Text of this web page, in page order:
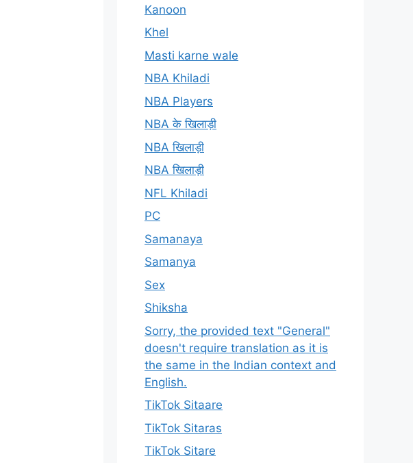
Kanoon
Khel
Masti karne wale
NBA Khiladi
NBA Players
NBA के खिलाड़ी
NBA खिलाड़ी
NBA खिलाड़ी
NFL Khiladi
PC
Samanaya
Samanya
Sex
Shiksha
Sorry, the provided text "General"
doesn't require translation as it is
the same in the Indian context and
English.
TikTok Sitaare
TikTok Sitaras
TikTok Sitare